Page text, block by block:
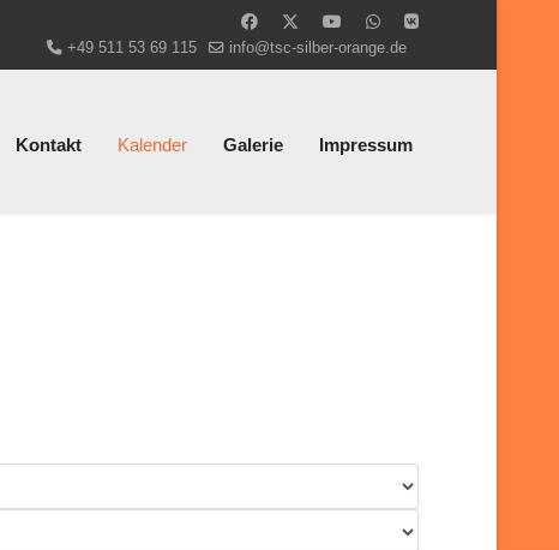
+49 511 53 69 115 info@tsc-silber-orange.de
Kontakt Kalender Galerie Impressum